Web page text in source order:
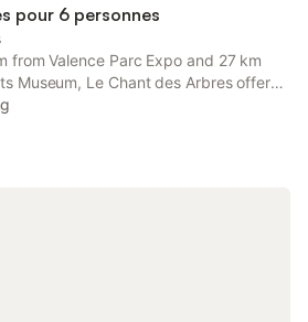
pour 6 personnes
from Valence Parc Expo and 27 km
Museum, Le Chant des Arbres offers
This property offers access to a
and free WiFi.